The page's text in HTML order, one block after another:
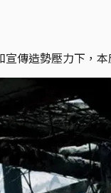
傳造勢壓力下，